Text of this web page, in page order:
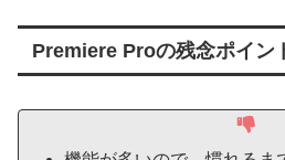
Premiere Proの残念ポイン